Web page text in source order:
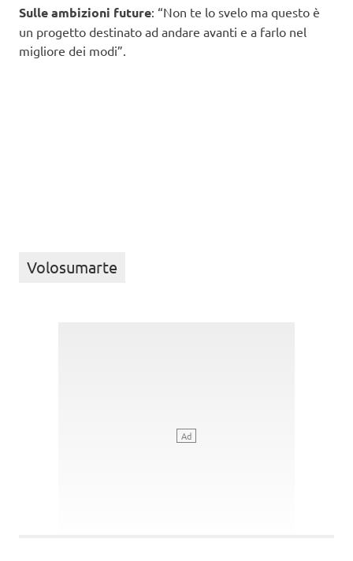
Sulle ambizioni future: “Non te lo svelo ma questo è
un progetto destinato ad andare avanti e a farlo nel
migliore dei modi”.
Volosumarte